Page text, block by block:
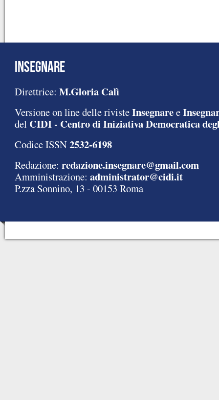
INSEGNARE
Direttrice: M.Gloria Calì
Versione on line delle rivisteInsegnaree
del CIDI - Centro di Iniziativa Democratica
Codice ISSN2532-6198
Redazione: redazione.insegnare@gmail.com
Amministrazione: administrator@cidi.it
P.zza Sonnino, 13 - 00153 Roma